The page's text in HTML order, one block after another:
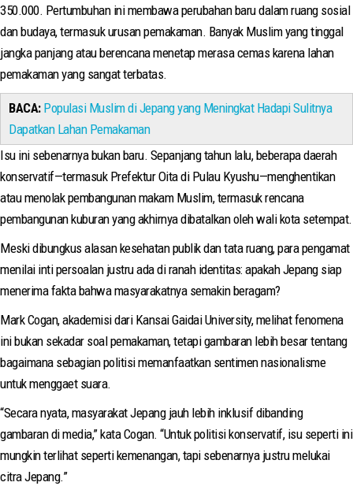
350.000. Pertumbuhan ini membawa perubahan baru dalam ruang sosial
dan budaya, termasuk urusan pemakaman. Banyak Muslim yang tinggal
jangka panjang atau berencana menetap merasa cemas karena lahan
pemakaman yang sangat terbatas.
BACA:Populasi Muslim di Jepang yang Meningkat Hadapi Sulitnya
Dapatkan Lahan Pemakaman
Isu ini sebenarnya bukan baru. Sepanjang tahun lalu, beberapa daerah
konservatif—termasuk Prefektur Oita di Pulau Kyushu—menghentikan
atau menolak pembangunan makam Muslim, termasuk rencana
pembangunan kuburan yang akhirnya dibatalkan oleh wali kota setempat.
Meski dibungkus alasan kesehatan publik dan tata ruang, para pengamat
menilai inti persoalan justru ada di ranah identitas: apakah Jepang siap
menerima fakta bahwa masyarakatnya semakin beragam?
Mark Cogan, akademisi dari Kansai Gaidai University, melihat fenomena
ini bukan sekadar soal pemakaman, tetapi gambaran lebih besar tentang
bagaimana sebagian politisi memanfaatkan sentimen nasionalisme
untuk menggaet suara.
“Secara nyata, masyarakat Jepang jauh lebih inklusif dibanding
gambaran di media,” kata Cogan. “Untuk politisi konservatif, isu seperti ini
mungkin terlihat seperti kemenangan, tapi sebenarnya justru melukai
citra Jepang.”